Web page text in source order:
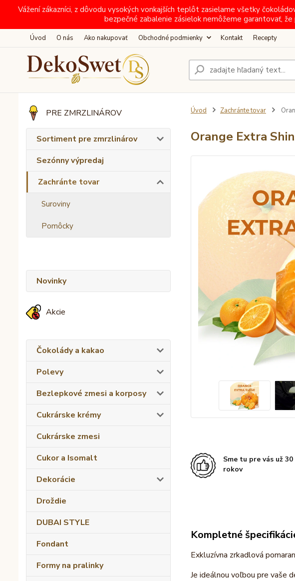
Vážení zákazníci, z dôvodu vysokých vonkajších teplôt zasielame všetky
bezpečné zabalenie zásielok nemôžeme garantovať,
Úvod O nás Ako nakupovať Obchodné podmienky Kontakt Recepty
PRE ZMRZLINÁROV
Sortiment pre zmrzlinárov
Sezónny výpredaj
Zachránte tovar
Suroviny
Pomôcky
Novinky
Akcie
Čokolády a kakao
Polevy
Bezlepkové zmesi a korposy
Cukrárske krémy
Cukrárske zmesi
Cukor a Isomalt
Dekorácie
Droždie
DUBAI STYLE
Fondant
Formy na pralinky
Úvod Zachránte tovar
Orange Extra
Sme tu pre vás už 30
rokov
Kompletné
Exkluzívna zrkadlová
Je ideálnou voľbou pre vaše